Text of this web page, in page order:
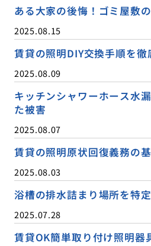
ある大家の後悔！ゴミ屋敷
2025.08.15
賃貸の照明DIY交換手順を徹
2025.08.09
キッチンシャワーホース水
た被害
2025.08.07
賃貸の照明原状回復義務の
2025.08.03
浴槽の排水詰まり場所を特
2025.07.28
賃貸OK簡単取り付け照明器